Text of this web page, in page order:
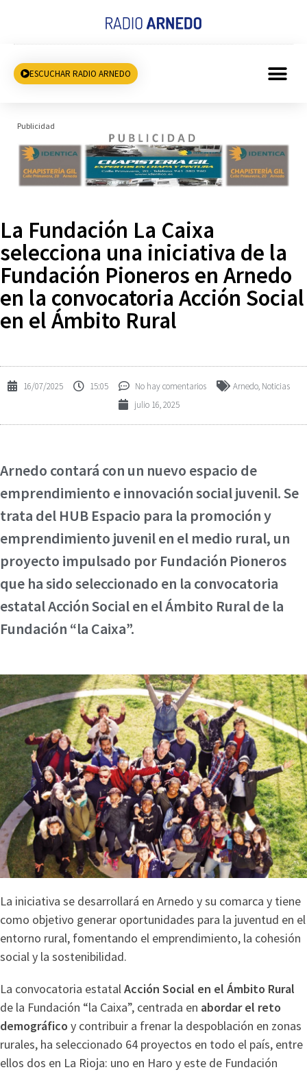
ESCUCHAR RADIO ARNEDO
Publicidad
La Fundación La Caixa
selecciona una iniciativa de la
Fundación Pioneros en Arnedo
en la convocatoria Acción Social
en el Ámbito Rural
16/07/2025 15:05 No hay comentarios Arnedo, Noticias
julio 16, 2025
Arnedo contará con un nuevo espacio de
emprendimiento e innovación social juvenil. Se
trata del HUB Espacio para la promoción y
emprendimiento juvenil en el medio rural, un
proyecto impulsado por Fundación Pioneros
que ha sido seleccionado en la convocatoria
estatal Acción Social en el Ámbito Rural de la
Fundación “la Caixa”.
La iniciativa se desarrollará en Arnedo y su comarca y tiene
como objetivo generar oportunidades para la juventud en el
entorno rural, fomentando el emprendimiento, la cohesión
social y la sostenibilidad.
La convocatoria estatalAcción Social en el Ámbito Rural
de la Fundación “la Caixa”, centrada en abordar el reto
demográfico y contribuir a frenar la despoblación en zonas
rurales, ha seleccionado 64 proyectos en todo el país, entre
ellos dos en La Rioja: uno en Haro y este de Fundación